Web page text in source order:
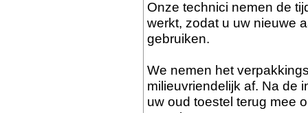
Onze technici nemen de
werkt, zodat u uw nieuwe
gebruiken.
We nemen het
milieuvriendelijk af. Na de
uw oud toestel terug mee